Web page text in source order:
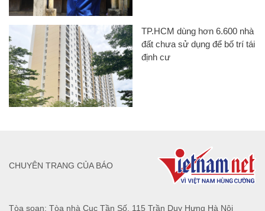
TP.HCM dùng hơn 6.600 nhà
đất chưa sử dụng để bố trí tái
định cư
Tòa soạn: Tòa nhà Cục Tần Số, 115 Trần Duy Hưng Hà Nội
CHUYÊN TRANG CỦA BÁO